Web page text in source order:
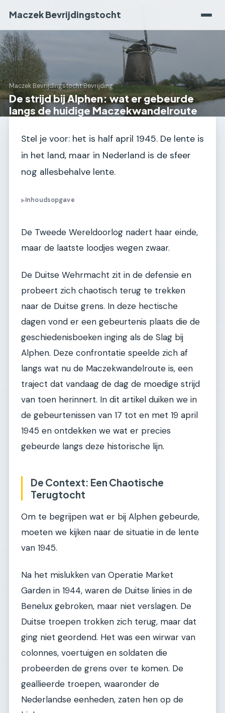
Maczek Bevrijdingstocht
Maczek Bevrijdingstocht›Bevrijding
De strijd bij Alphen: wat er gebeurde
langs de huidige Maczekwandelroute
Stel je voor: het is half april 1945. De lente is
in het land, maar in Nederland is de sfeer
nog allesbehalve lente.
▶Inhoudsopgave
De Tweede Wereldoorlog nadert haar einde,
maar de laatste loodjes wegen zwaar.
De Duitse Wehrmacht zit in de defensie en
probeert zich chaotisch terug te trekken
naar de Duitse grens. In deze hectische
dagen vond er een gebeurtenis plaats die de
geschiedenisboeken inging als de Slag bij
Alphen. Deze confrontatie speelde zich af
langs wat nu de Maczekwandelroute is, een
traject dat vandaag de dag de moedige strijd
van toen herinnert. In dit artikel duiken we in
de gebeurtenissen van 17 tot en met 19 april
1945 en ontdekken we wat er precies
gebeurde langs deze historische lijn.
De Context: Een Chaotische
Terugtocht
Om te begrijpen wat er bij Alphen gebeurde,
moeten we kijken naar de situatie in de lente
van 1945.
Na het mislukken van Operatie Market
Garden in 1944, waren de Duitse linies in de
Benelux gebroken, maar niet verslagen. De
Duitse troepen trokken zich terug, maar dat
ging niet geordend. Het was een wirwar van
colonnes, voertuigen en soldaten die
probeerden de grens over te komen. De
geallieerde troepen, waaronder de
Nederlandse eenheden, zaten hen op de